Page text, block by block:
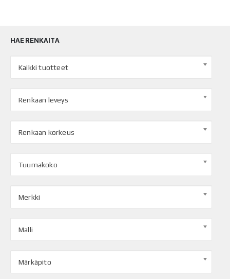
HAE RENKAITA
Kaikki tuotteet
Renkaan leveys
Renkaan korkeus
Tuumakoko
Merkki
Malli
Märkäpito